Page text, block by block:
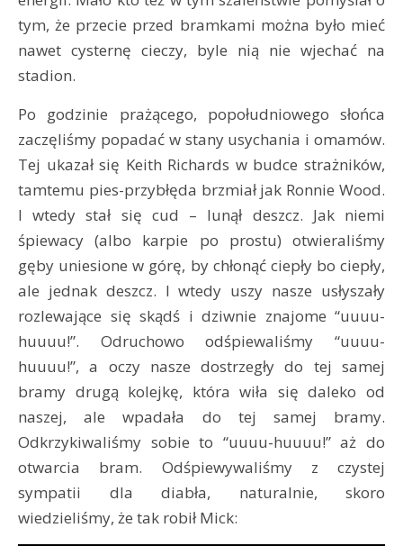
tym, że przecie przed bramkami można było mieć
nawet cysternę cieczy, byle nią nie wjechać na
stadion.
Po godzinie prażącego, popołudniowego słońca
zaczęliśmy popadać w stany usychania i omamów.
Tej ukazał się Keith Richards w budce strażników,
tamtemu pies-przybłęda brzmiał jak Ronnie Wood.
I wtedy stał się cud – lunął deszcz. Jak niemi
śpiewacy (albo karpie po prostu) otwieraliśmy
gęby uniesione w górę, by chłonąć ciepły bo ciepły,
ale jednak deszcz. I wtedy uszy nasze usłyszały
rozlewające się skądś i dziwnie znajome “uuuu-
huuuu!”. Odruchowo odśpiewaliśmy “uuuu-
huuuu!”, a oczy nasze dostrzegły do tej samej
bramy drugą kolejkę, która wiła się daleko od
naszej, ale wpadała do tej samej bramy.
Odkrzykiwaliśmy sobie to “uuuu-huuuu!” aż do
otwarcia bram. Odśpiewywaliśmy z czystej
sympatii dla diabła, naturalnie, skoro
wiedzieliśmy, że tak robił Mick: